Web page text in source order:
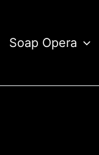
Soap Opera